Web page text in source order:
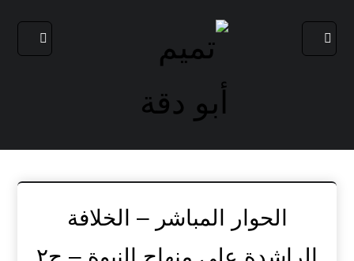
الحوار المباشر – الخلافة